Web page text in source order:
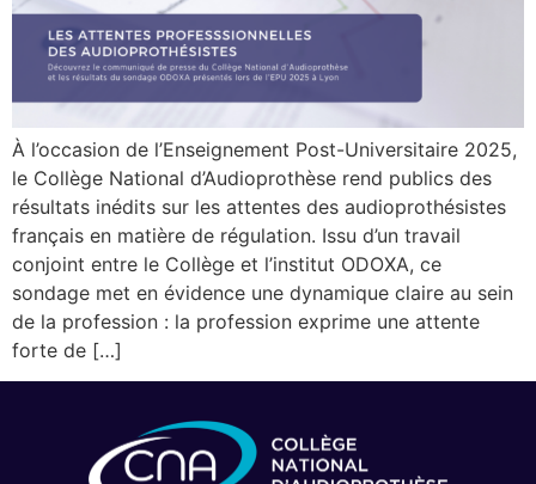
À l’occasion de l’Enseignement Post-Universitaire 2025,
le Collège National d’Audioprothèse rend publics des
résultats inédits sur les attentes des audioprothésistes
français en matière de régulation. Issu d’un travail
conjoint entre le Collège et l’institut ODOXA, ce
sondage met en évidence une dynamique claire au sein
de la profession : la profession exprime une attente
forte de […]